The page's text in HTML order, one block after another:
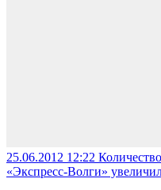
25.06.2012 12:22
«Экспресс-Волги»